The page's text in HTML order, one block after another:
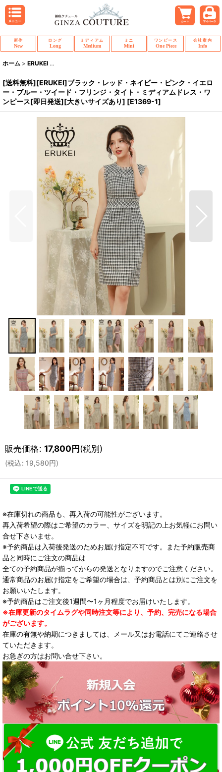
新作
New
ロング
Long
ミディアム
Medium
ミニ
Mini
ワンピース
One Piece
会社案内
Info
ホーム > ERUKEI >
[送料無料][ERUKEI]ブラック・レッド・ネイビー・ピンク・イエロ
ー・ブルー・ツイード・フリンジ・タイト・ミディアムドレス・ワ
ンピース[即日発送][大きいサイズあり] [E1369-1]
販売価格: 17,800円(税別)
(税込: 19,580円)
※在庫切れの商品も、再入荷の可能性がございます。
再入荷希望の際はご希望のカラー、サイズを明記の上お気軽にお問い
合せ下さいませ。
※予約商品は入荷後発送のためお届け指定不可です。また予約販売商
品と同時にご注文の商品は
全ての予約商品が揃ってからの発送となりますのでご注意ください。
通常商品のお届け指定をご希望の場合は、予約商品とは別にご注文を
お願いいたします。
※予約商品はご注文後1週間〜1ヶ月程度でお届けいたします。
※在庫更新のタイムラグや同時注文等により、予約、完売になる場合
がございます。
在庫の有無や納期につきましては、メール又はお電話にてご連絡させ
ていただきます。
お急ぎの方はお問い合せ下さい。